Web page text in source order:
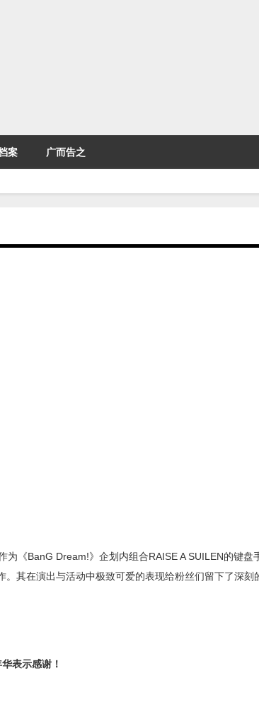
案 广而告之
《BanG Dream!》企划内组合RAISE A SUILEN的键盘
其在演出与活动中极致可爱的表现给粉丝们留下了深刻
表示感谢！